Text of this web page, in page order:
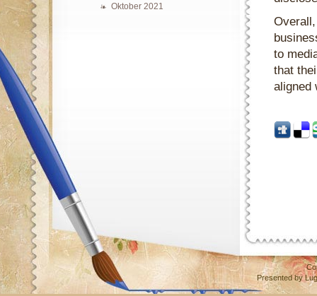
Oktober 2021
to
that
aligned
Presented by